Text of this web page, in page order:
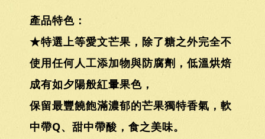
產品特色：
★特選上等愛文芒果，除了糖之外完全不
使用任何人工添加物與防腐劑，低溫烘焙
成有如夕陽般紅暈果色，
保留最豐饒飽滿濃郁的芒果獨特香氣，軟
中帶Q、甜中帶酸，食之美味。